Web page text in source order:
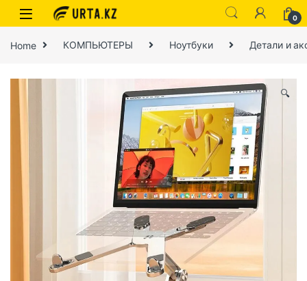
0
Home КОМПЬЮТЕРЫ Ноутбуки Детали и
🔍